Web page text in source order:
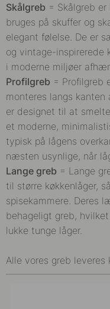
Skålgreb = Skålgreb
bruges på skuffer og
elegant følelse. De er
og vintage-inspirerede
i moderne miljøer
Profilgreb = Profilgreb
monteres langs kanten
er designet til at
et moderne,
typisk på lågens
næsten usynlige, når
Lange greb = Lange
til større køkkenlåger,
spisekammere. Deres
behageligt greb,
lukke tunge låger.
Alle vores greb leveres